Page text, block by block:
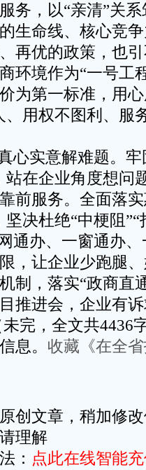
务，以“亲清”关
生命线、核心竞
再优的政策，也
环境作为“一号工
为第一标准，用
、用权不图利、服
心实意解难题。
站在企业角度想问
前服务。全面落
决杜绝“中梗阻”“
通办、一窗通办
，让企业少跑腿
制，落实“政商直
推进会，企业有
完，全文共4436
息。 收藏《在全
文章，稍加修改
理解
： 点此在线智能